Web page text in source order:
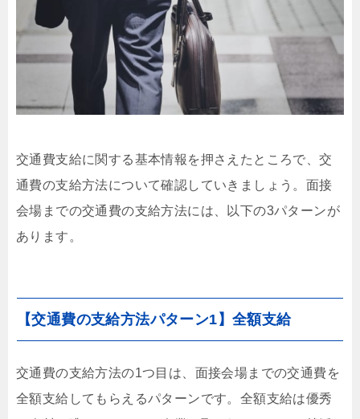
交通費支給に関する基本情報を押さえたところで、交
通費の支給方法について確認していきましょう。面接
会場までの交通費の支給方法には、以下の3パターンが
あります。
【交通費の支給方法パターン1】全額支給
交通費の支給方法の1つ目は、面接会場までの交通費を
全額支給してもらえるパターンです。全額支給は優秀